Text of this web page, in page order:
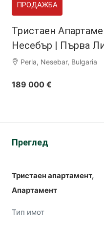
ПРОДАЖБА
Тристаен
Несебър | Първа
Perla, Nesebar, Bulgaria
189 000 €
Преглед
Тристаен апартамент,
Апартамент
Тип имот